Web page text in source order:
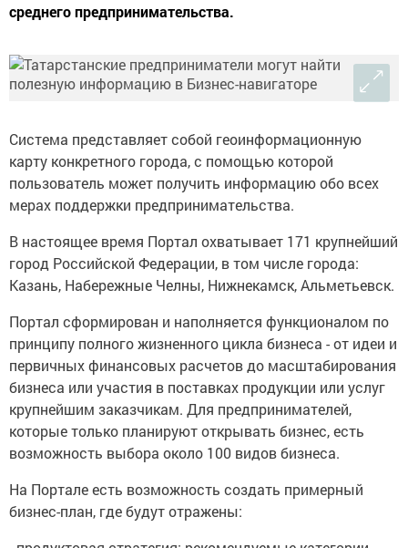
среднего предпринимательства.
Система представляет собой геоинформационную
карту конкретного города, с помощью которой
пользователь может получить информацию обо всех
мерах поддержки предпринимательства.
В настоящее время Портал охватывает 171 крупнейший
город Российской Федерации, в том числе города:
Казань, Набережные Челны, Нижнекамск, Альметьевск.
Портал сформирован и наполняется функционалом по
принципу полного жизненного цикла бизнеса - от идеи и
первичных финансовых расчетов до масштабирования
бизнеса или участия в поставках продукции или услуг
крупнейшим заказчикам. Для предпринимателей,
которые только планируют открывать бизнес, есть
возможность выбора около 100 видов бизнеса.
На Портале есть возможность создать примерный
бизнес-план, где будут отражены: